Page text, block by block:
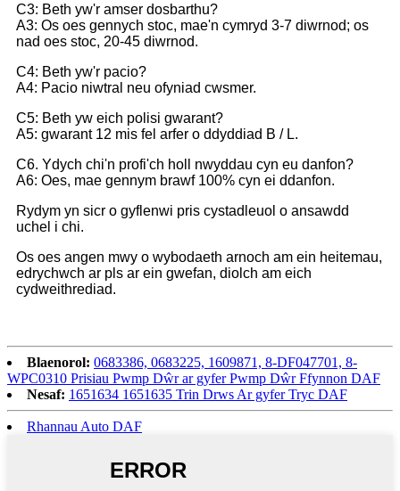
C3: Beth yw'r amser dosbarthu?
A3: Os oes gennych stoc, mae'n cymryd 3-7 diwrnod; os
nad oes stoc, 20-45 diwrnod.
C4: Beth yw'r pacio?
A4: Pacio niwtral neu ofyniad cwsmer.
C5: Beth yw eich polisi gwarant?
A5: gwarant 12 mis fel arfer o ddyddiad B / L.
C6. Ydych chi'n profi'ch holl nwyddau cyn eu danfon?
A6: Oes, mae gennym brawf 100% cyn ei ddanfon.
Rydym yn sicr o gyflenwi pris cystadleuol o ansawdd
uchel i chi.
Os oes angen mwy o wybodaeth arnoch am ein heitemau,
edrychwch ar pls ar ein gwefan, diolch am eich
cydweithrediad.
Blaenorol: 0683386, 0683225, 1609871, 8-DF047701, 8-
WPC0310 Prisiau Pwmp Dŵr ar gyfer Pwmp Dŵr Ffynnon DAF
Nesaf: 1651634 1651635 Trin Drws Ar gyfer Tryc DAF
Rhannau Auto DAF